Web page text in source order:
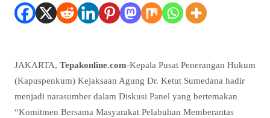
JAKARTA, Tepakonline.com-Kepala Pusat Penerangan Hukum
(Kapuspenkum) Kejaksaan Agung Dr. Ketut Sumedana hadir
menjadi narasumber dalam Diskusi Panel yang bertemakan
“Komitmen Bersama Masyarakat Pelabuhan Memberantas